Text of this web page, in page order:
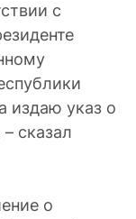
с
издаю указ о
сказал
о